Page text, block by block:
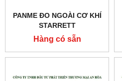
PANME ĐO NGOÀI CƠ KHÍ
STARRETT
MODEL:436MXRL-200
Hàng có sẵn